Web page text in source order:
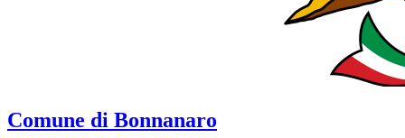
Comune di Bonnanaro